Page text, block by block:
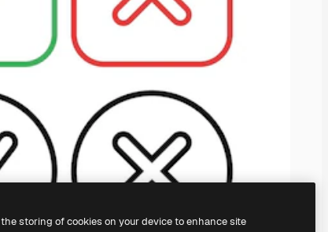
storing of cookies on your device to enhance site